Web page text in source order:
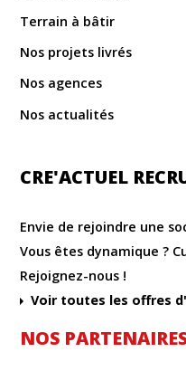
Terrain à bâtir
Nos projets livrés
Nos agences
Nos actualités
CRE'ACTUEL
Envie de rejoindre une
Vous êtes dynamique ?
Rejoignez-nous !
Voir toutes les offres
NOS